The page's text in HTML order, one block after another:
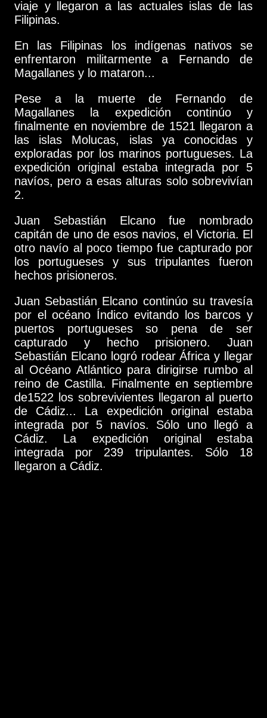
viaje y llegaron a las actuales islas de las
Filipinas.
En las Filipinas los indígenas nativos se
enfrentaron militarmente a Fernando de
Magallanes y lo mataron...
Pese a la muerte de Fernando de
Magallanes la expedición continúo y
finalmente en noviembre de 1521 llegaron a
las islas Molucas, islas ya conocidas y
exploradas por los marinos portugueses. La
expedición original estaba integrada por 5
navíos, pero a esas alturas solo sobrevivían
2.
Juan Sebastián Elcano fue nombrado
capitán de uno de esos navios, el Victoria. El
otro navío al poco tiempo fue capturado por
los portugueses y sus tripulantes fueron
hechos prisioneros.
Juan Sebastián Elcano continúo su travesía
por el océano Índico evitando los barcos y
puertos portugueses so pena de ser
capturado y hecho prisionero. Juan
Sebastián Elcano logró rodear África y llegar
al Océano Atlántico para dirigirse rumbo al
reino de Castilla. Finalmente en septiembre
de1522 los sobrevivientes llegaron al puerto
de Cádiz... La expedición original estaba
integrada por 5 navíos. Sólo uno llegó a
Cádiz. La expedición original estaba
integrada por 239 tripulantes. Sólo 18
llegaron a Cádiz.